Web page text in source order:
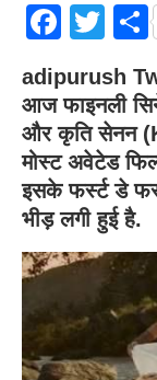
adipurush
आज फाइनली
और कृति सेनन
मोस्ट अवेटेड
इसके फर्स्ट डे
भीड़ लगी हुई है.